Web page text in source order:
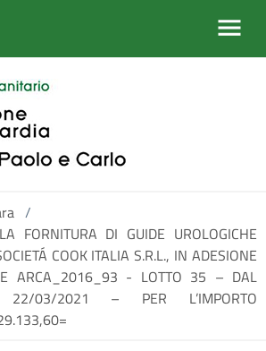
/
FORNITURA DI GUIDE UROLOGICHE
COOK ITALIA S.R.L., IN ADESIONE
ARCA_2016_93 - LOTTO 35 – DAL
03/2021 – PER L’IMPORTO